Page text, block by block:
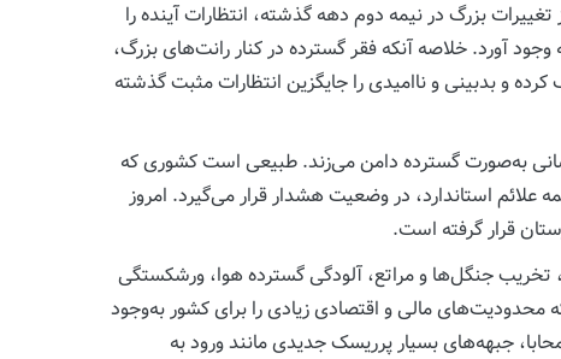
بروز تغییرات بزرگ در نیمه دوم دهه گذشته، انتظارات آینده را
آورد. خلاصه آنکه فقر گسترده در کنار رانت‌های بزرگ،
و بدبینی و ناامیدی را جایگزین انتظارات مثبت گذشته
به‌صورت گسترده دامن می‌زند. طبیعی است کشوری که
استاندارد، در وضعیت هشدار قرار می‌گیرد. امروز
قرار گرفته است.
تخریب جنگل‌ها و مراتع، آلودگی گسترده هوا، ورشکستگی
مالی و اقتصادی زیادی را برای کشور به‌وجود
جبهه‌های بسیار پرریسک جدیدی مانند ورود به